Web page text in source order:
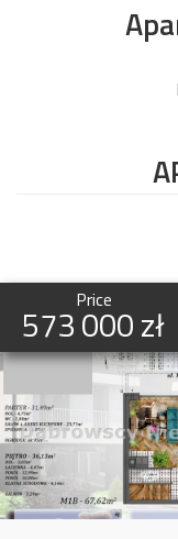
Price
573 000 zł